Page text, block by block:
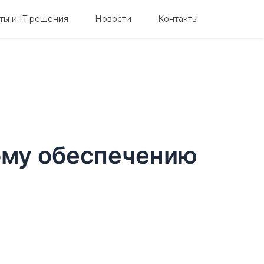
и IT решения Новости Контакты
обеспечению